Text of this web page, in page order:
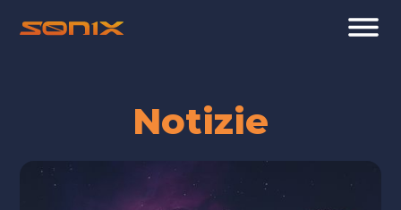
Notizie